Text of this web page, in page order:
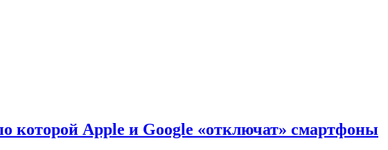
которой Apple и Google «отключат» смартфоны